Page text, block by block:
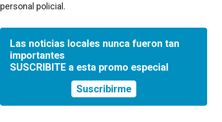
personal policial.
Las noticias locales nunca fueron tan
importantes
SUSCRIBITE a esta promo especial
Suscribirme